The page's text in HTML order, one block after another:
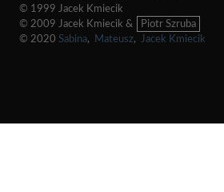
© 1999 Jacek Kmiecik
© 2009 Jacek Kmiecik &
Piotr Szruba
© 2020 Sabina, Mateusz, Jacek Kmiecik